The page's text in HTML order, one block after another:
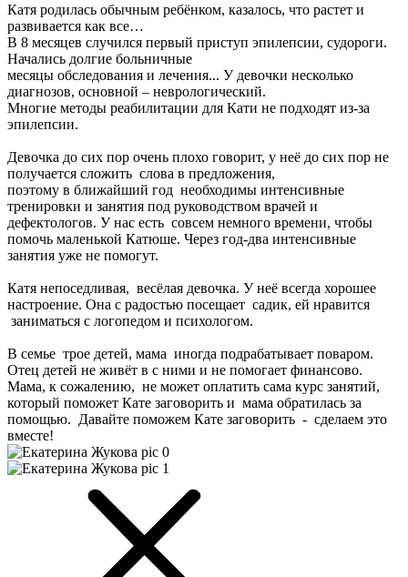
Катя родилась обычным ребёнком, казалось, что растет и
развивается как все…
В 8 месяцев случился первый приступ эпилепсии, судороги.
Начались долгие больничные
месяцы обследования и лечения... У девочки несколько
диагнозов, основной – неврологический.
Многие методы реабилитации для Кати не подходят из-за
эпилепсии.
Девочка до сих пор очень плохо говорит, у неё до сих пор не
получается сложить слова в предложения,
поэтому в ближайший год необходимы интенсивные
тренировки и занятия под руководством врачей и
дефектологов. У нас есть совсем немного времени, чтобы
помочь маленькой Катюше. Через год-два интенсивные
занятия уже не помогут.
Катя непоседливая, весёлая девочка. У неё всегда хорошее
настроение. Она с радостью посещает садик, ей нравится
заниматься с логопедом и психологом.
В семье трое детей, мама иногда подрабатывает поваром.
Отец детей не живёт в с ними и не помогает финансово.
Мама, к сожалению, не может оплатить сама курс занятий,
который поможет Кате заговорить и мама обратилась за
помощью. Давайте поможем Кате заговорить - сделаем это
вместе!